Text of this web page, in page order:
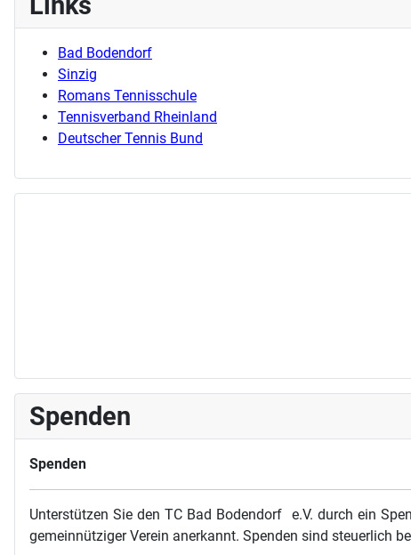
Bad Bodendorf
Sinzig
Romans Tennisschule
Tennisverband Rheinland
Deutscher Tennis Bund
Spenden
Spenden
Unterstützen Sie den TC Bad Bodendorf e.V. durch ein
gemeinnütziger Verein anerkannt. Spenden sind steuerlich